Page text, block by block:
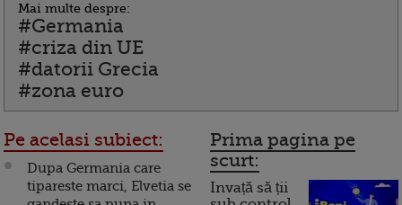
Mai multe despre:
#Germania
#criza din UE
#datorii Grecia
#zona euro
Pe acelasi subiect:
Dupa Germania care
tipareste marci, Elvetia se
Prima pagina pe
scurt:
Invață să ții